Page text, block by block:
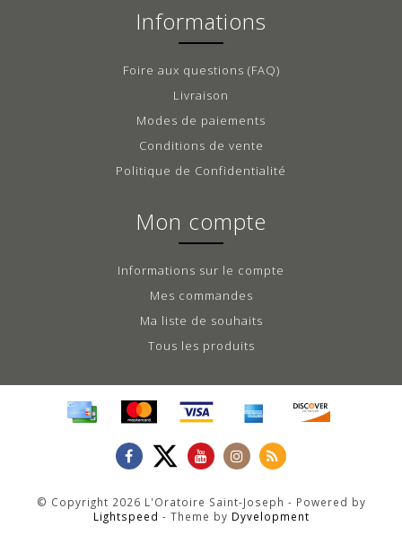
Informations
Foire aux questions (FAQ)
Livraison
Modes de paiements
Conditions de vente
Politique de Confidentialité
Mon compte
Informations sur le compte
Mes commandes
Ma liste de souhaits
Tous les produits
© Copyright 2026 L'Oratoire Saint-Joseph - Powered by
Lightspeed - Theme by Dyvelopment